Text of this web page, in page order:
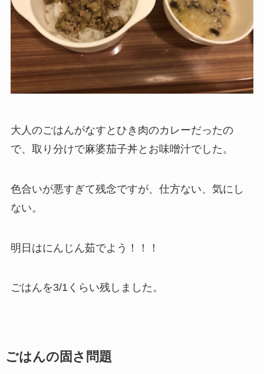
大人のごはんがなすとひき肉のカレーだったの
で、取り分けで麻婆茄子丼とお味噌汁でした。
色合いが悪すぎて残念ですが、仕方ない、気にし
ない。
明日はにんじん茹でよう！！！
ごはんを3/1くらい残しました。
ごはんの固さ問題